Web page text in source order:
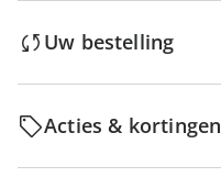
Uw bestelling
Acties & kortingen